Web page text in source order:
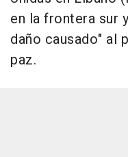
en la frontera sur
daño causado" al
paz.